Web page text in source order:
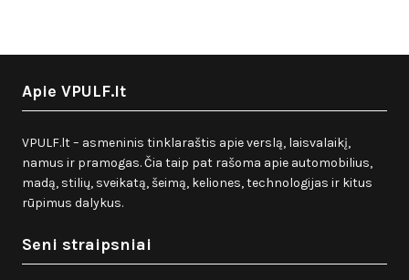
Apie VPULF.lt
VPULF.lt – asmeninis tinklaraštis apie verslą, laisvalaikį,
namus ir pramogas. Čia taip pat rašoma apie automobilius,
madą, stilių, sveikatą, šeimą, keliones, technologijas ir kitus
rūpimus dalykus.
Seni straipsniai